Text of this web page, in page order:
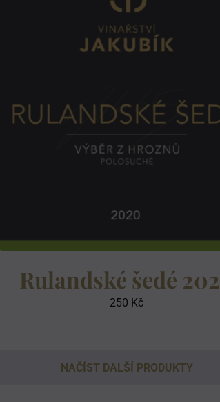
Rulandské šedé
250 Kč
NAČÍST DALŠÍ PRODUKTY